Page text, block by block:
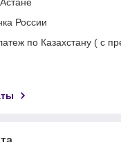
России
по Казахстану ( с